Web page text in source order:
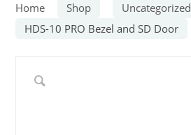
Home Shop
Uncategorized
HDS-10 PRO Bezel and SD Door